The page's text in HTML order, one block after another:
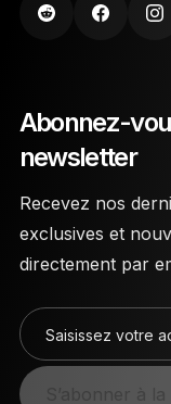
Abonnez-
newsletter
Recevez nos
exclusives et
directement par
Saisissez votre
S’abonner à